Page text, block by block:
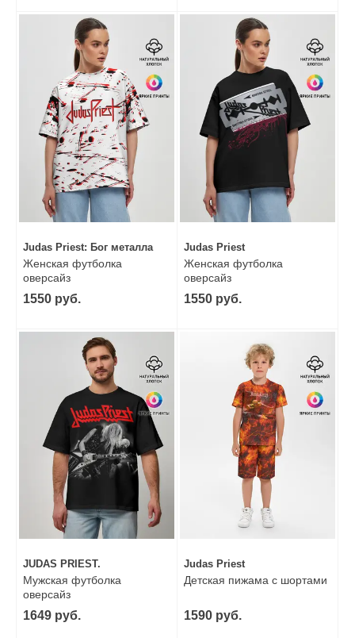
Judas Priest: Бог металла
Женская футболка
оверсайз
1550 руб.
Judas Priest
Женская футболка
оверсайз
1550 руб.
JUDAS PRIEST.
Мужская футболка
оверсайз
1649 руб.
Judas Priest
Детская пижама с шортами
1590 руб.